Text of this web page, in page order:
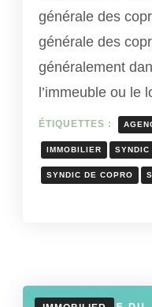
générale des
générale des
généralement
l’immeuble ou le
ÉTIQUETTES :
IMMOBILIER SYNDIC
SYNDIC DE COPRO
Lire la